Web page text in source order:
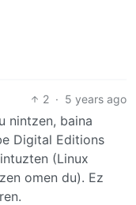
2 · 5 years ago
nintzen, baina
Digital Editions
(Linux
omen du). Ez